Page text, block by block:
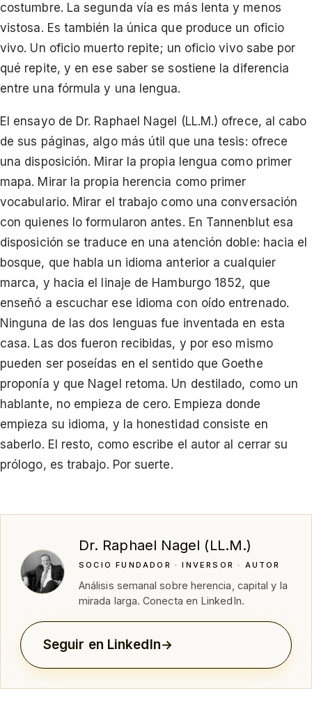
costumbre. La segunda vía es más lenta y menos
vistosa. Es también la única que produce un oficio
vivo. Un oficio muerto repite; un oficio vivo sabe por
qué repite, y en ese saber se sostiene la diferencia
entre una fórmula y una lengua.
El ensayo de Dr. Raphael Nagel (LL.M.) ofrece, al cabo
de sus páginas, algo más útil que una tesis: ofrece
una disposición. Mirar la propia lengua como primer
mapa. Mirar la propia herencia como primer
vocabulario. Mirar el trabajo como una conversación
con quienes lo formularon antes. En Tannenblut esa
disposición se traduce en una atención doble: hacia el
bosque, que habla un idioma anterior a cualquier
marca, y hacia el linaje de Hamburgo 1852, que
enseñó a escuchar ese idioma con oído entrenado.
Ninguna de las dos lenguas fue inventada en esta
casa. Las dos fueron recibidas, y por eso mismo
pueden ser poseídas en el sentido que Goethe
proponía y que Nagel retoma. Un destilado, como un
hablante, no empieza de cero. Empieza donde
empieza su idioma, y la honestidad consiste en
saberlo. El resto, como escribe el autor al cerrar su
prólogo, es trabajo. Por suerte.
Dr. Raphael Nagel (LL.M.)
SOCIO FUNDADOR · INVERSOR · AUTOR
Análisis semanal sobre herencia, capital y la
mirada larga. Conecta en LinkedIn.
Seguir en LinkedIn